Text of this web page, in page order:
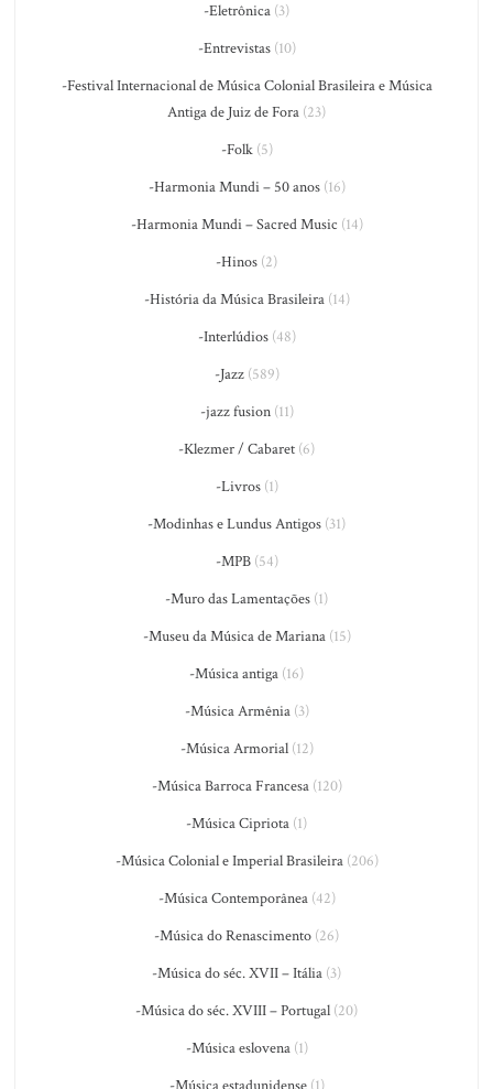
-Eletrônica (3)
-Entrevistas(10)
-Festival Internacional de Música Colonial Brasileira e Música
Antiga de Juiz de Fora (23)
-Folk(5)
-Harmonia Mundi – 50 anos(16)
-Harmonia Mundi – Sacred Music (14)
-Hinos (2)
-História da Música Brasileira(14)
-Interlúdios(48)
-Jazz(589)
-jazz fusion(11)
-Klezmer / Cabaret (6)
-Livros(1)
-Modinhas e Lundus Antigos (31)
-MPB(54)
-Muro das Lamentações (1)
-Museu da Música de Mariana(15)
-Música antiga (16)
-Música Armênia(3)
-Música Armorial(12)
-Música Barroca Francesa(120)
-Música Cipriota (1)
-Música Colonial e Imperial Brasileira(206)
-Música Contemporânea(42)
-Música do Renascimento (26)
-Música do séc. XVII – Itália (3)
-Música do séc. XVIII – Portugal (20)
-Música eslovena(1)